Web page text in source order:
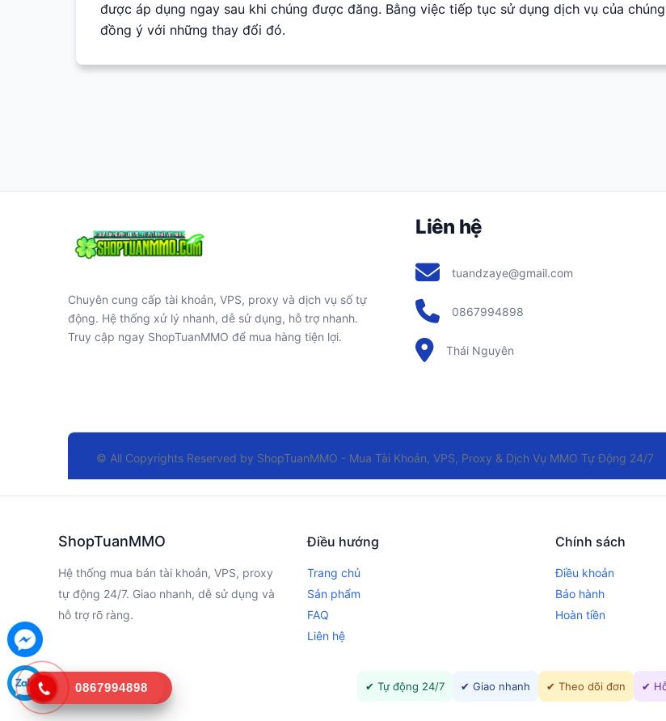
được áp dụng ngay sau khi chúng được đăng. Bằng việc tiếp tục sử dụng dịch vụ của
đồng ý với những thay đổi đó.
0867994898
Chuyên cung cấp tài khoản, VPS, proxy và dịch vụ số tự
động. Hệ thống xử lý nhanh, dễ sử dụng, hỗ trợ nhanh.
Truy cập ngay ShopTuanMMO để mua hàng tiện lợi.
Liên hệ
tuandzaye@gmail.com
0867994898
Thái Nguyên
© All Copyrights Reserved by ShopTuanMMO - Mua Tài Khoản, VPS, Proxy & Dịch Vụ MMO Tự Động 24/7
ShopTuanMMO
Hệ thống mua bán tài khoản, VPS, proxy
tự động 24/7. Giao nhanh, dễ sử dụng và
hỗ trợ rõ ràng.
Điều hướng
Trang chủ
Sản phẩm
FAQ
Liên hệ
Chính sách
Điều khoản
Bảo hành
Hoàn tiền
✔ Tự động 24/7 ✔ Giao nhanh ✔ Theo dõi đơn ✔